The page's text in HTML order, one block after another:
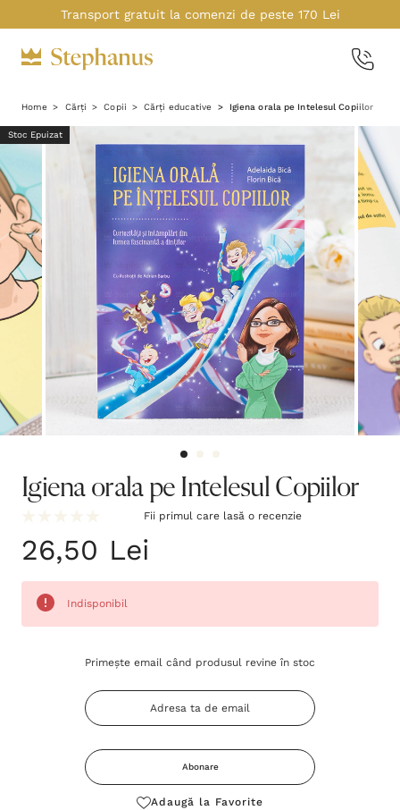
Transport gratuit la comenzi de peste 170 Lei
Home Cărți Copii Cărți educative Igiena orala pe Intelesul Copiilor
Stoc Epuizat
Igiena orala pe Intelesul Copiilor
Fii primul care lasă o recenzie
26,50 Lei
Indisponibil
Primește email când produsul revine în stoc
Abonare
Adaugă la Favorite